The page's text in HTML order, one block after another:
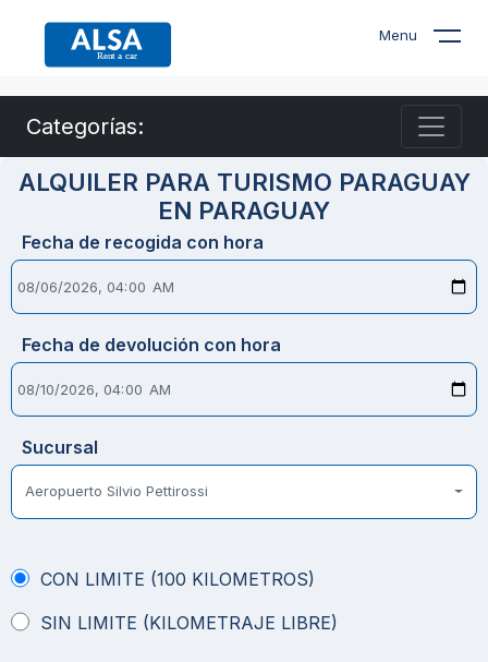
Menu
Categorías:
ALQUILER PARA TURISMO PARAGUAY
EN PARAGUAY
Fecha de recogida con hora
Fecha de devolución con hora
Sucursal
Aeropuerto Silvio Pettirossi
CON LIMITE (100 KILOMETROS)
SIN LIMITE (KILOMETRAJE LIBRE)